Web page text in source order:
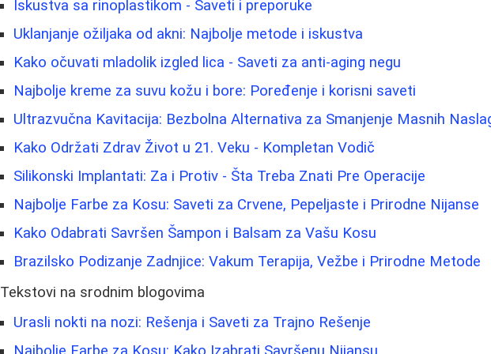
Iskustva sa rinoplastikom - Saveti i preporuke
Uklanjanje ožiljaka od akni: Najbolje metode i iskustva
Kako očuvati mladolik izgled lica - Saveti za anti-aging negu
Najbolje kreme za suvu kožu i bore: Poređenje i korisni saveti
Ultrazvučna Kavitacija: Bezbolna Alternativa za Smanjenje Masnih
Kako Održati Zdrav Život u 21. Veku - Kompletan Vodič
Silikonski Implantati: Za i Protiv - Šta Treba Znati Pre Operacije
Najbolje Farbe za Kosu: Saveti za Crvene, Pepeljaste i Prirodne Nijanse
Kako Odabrati Savršen Šampon i Balsam za Vašu Kosu
Brazilsko Podizanje Zadnjice: Vakum Terapija, Vežbe i Prirodne Metode
Tekstovi na srodnim blogovima
Urasli nokti na nozi: Rešenja i Saveti za Trajno Rešenje